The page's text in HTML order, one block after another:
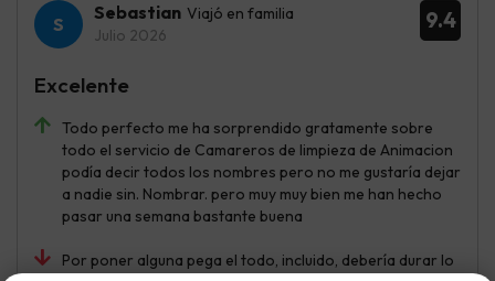
9.4
Sebastian Viajó en familia
Julio 2026
Todo perfecto me ha sorprendido gratamente sobre
todo el servicio de Camareros de limpieza de Animacion
podía decir todos los nombres pero no me gustaría dejar
a nadie sin. Nombrar. pero muy muy bien me han hecho
pasar una semana bastante buena
Por poner alguna pega el todo, incluido, debería durar lo
Excelente